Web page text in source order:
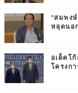
"สมพง
หลุดนอ
อเด็คโ
โครงก